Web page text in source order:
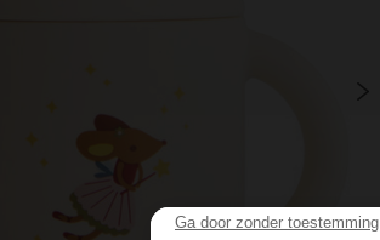
Ga door zonder toestemming